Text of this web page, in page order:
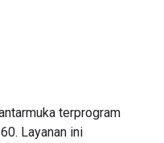
terprogram
Layanan ini